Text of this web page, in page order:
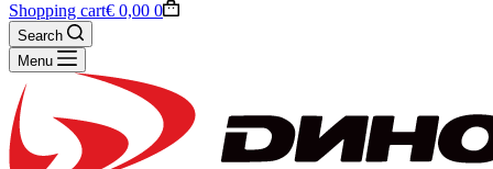
Shopping cart€ 0,00 0
Search
Menu